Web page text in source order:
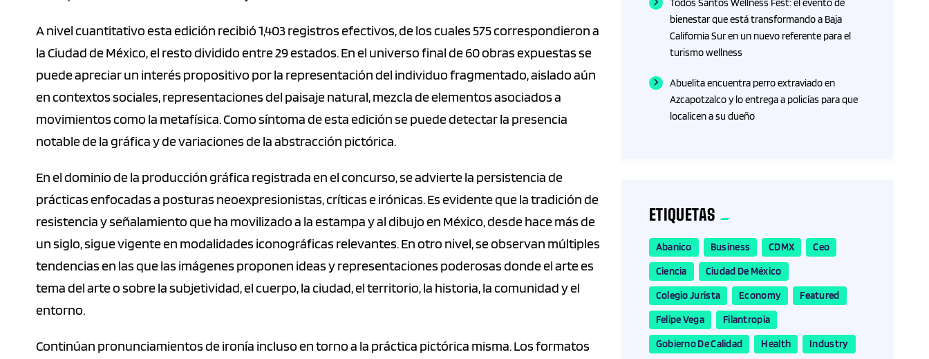
A nivel cuantitativo esta edición recibió 1,403 registros efectivos, de los cuales 575 correspondieron a
la Ciudad de México, el resto dividido entre 29 estados. En el universo final de 60 obras expuestas se
puede apreciar un interés propositivo por la representación del individuo fragmentado, aislado aún
en contextos sociales, representaciones del paisaje natural, mezcla de elementos asociados a
movimientos como la metafísica. Como síntoma de esta edición se puede detectar la presencia
notable de la gráfica y de variaciones de la abstracción pictórica.
En el dominio de la producción gráfica registrada en el concurso, se advierte la persistencia de
prácticas enfocadas a posturas neoexpresionistas, críticas e irónicas. Es evidente que la tradición de
resistencia y señalamiento que ha movilizado a la estampa y al dibujo en México, desde hace más de
un siglo, sigue vigente en modalidades iconográficas relevantes. En otro nivel, se observan múltiples
tendencias en las que las imágenes proponen ideas y representaciones poderosas donde el arte es
tema del arte o sobre la subjetividad, el cuerpo, la ciudad, el territorio, la historia, la comunidad y el
entorno.
Continúan pronunciamientos de ironía incluso en torno a la práctica pictórica misma. Los formatos
Todos Santos Wellness Fest: el evento de
bienestar que está transformando a Baja
California Sur en un nuevo referente para el
turismo wellness
Abuelita encuentra perro extraviado en
Azcapotzalco y lo entrega a policías para que
localicen a su dueño
ETIQUETAS
Abanico Business CDMX
Ceo
Ciencia
Ciudad De México
Colegio Jurista
Economy
Featured
Felipe Vega
Filantropia
Gobierno De Calidad
Health
Industry